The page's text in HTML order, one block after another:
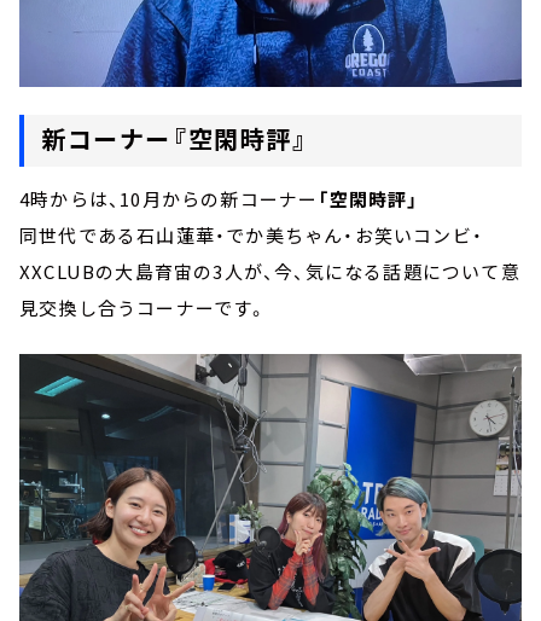
新コーナー『空閑時評』
4時からは、10月からの新コーナー 「空閑時評」
同世代である石山蓮華・でか美ちゃん・お笑いコンビ・
XXCLUBの大島育宙の3人が、今、気になる話題について意
見交換し合うコーナーです。